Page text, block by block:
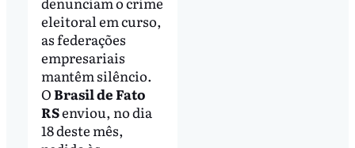
eleitoral em curso,
as federações
empresariais
mantêm silêncio.
OBrasil de Fato
RSenviou, no dia
18 deste mês,